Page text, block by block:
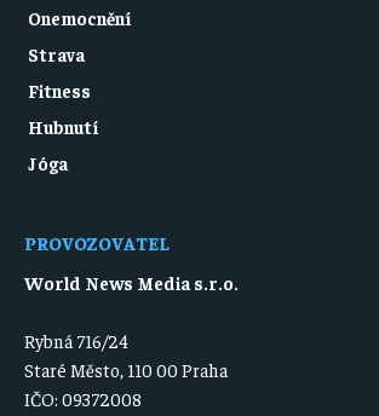
Onemocnění
Strava
Fitness
Hubnutí
Jóga
PROVOZOVATEL
World News Media s.r.o.
Rybná 716/24
Staré Město, 110 00 Praha
IČO: 09372008